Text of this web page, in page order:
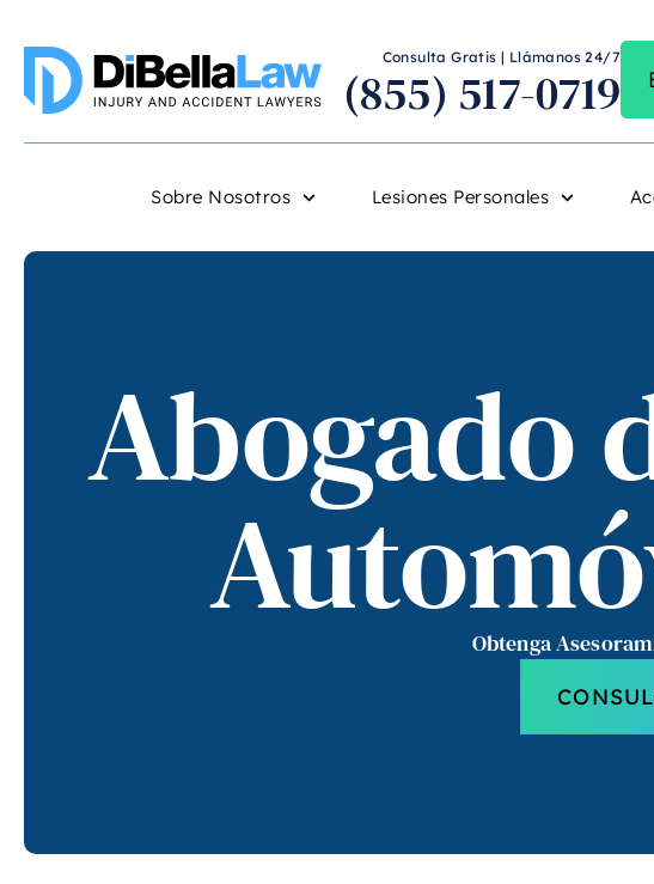
Consulta Gratis | Llámanos 24/7
(855) 517-0719
Sobre Nosotros Lesiones Personales
Abogado
Obtenga